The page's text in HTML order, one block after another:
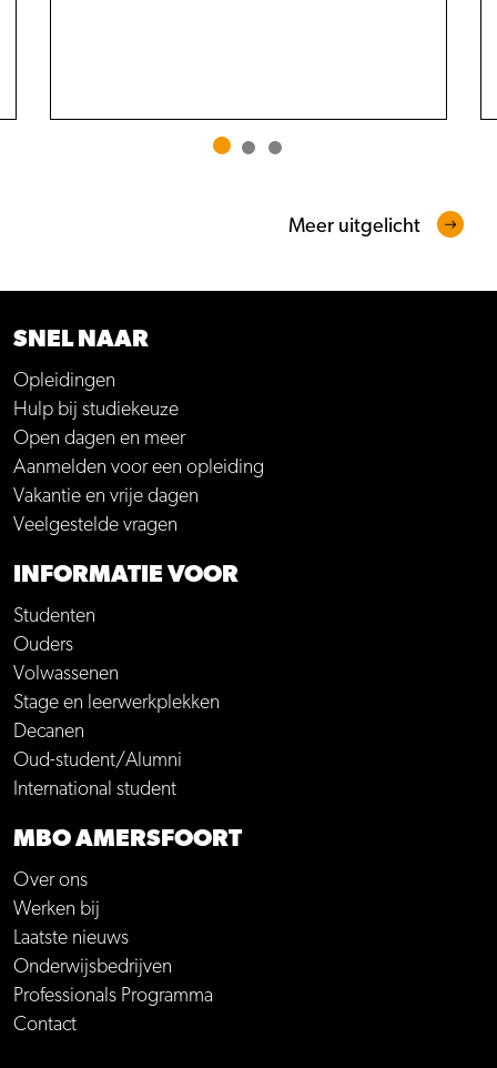
Meer uitgelicht
SNEL NAAR
Opleidingen
Hulp bij studiekeuze
Open dagen en meer
Aanmelden voor een opleiding
Vakantie en vrije dagen
Veelgestelde vragen
INFORMATIE VOOR
Studenten
Ouders
Volwassenen
Stage en leerwerkplekken
Decanen
Oud-student/Alumni
International student
MBO AMERSFOORT
Over ons
Werken bij
Laatste nieuws
Onderwijsbedrijven
Professionals Programma
Contact